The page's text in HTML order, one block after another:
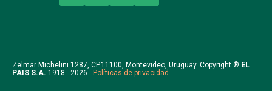
w
r
n
r
a
o
e
a
o
k
Zelmar Michelini 1287, CP.11100, Montevideo, Uruguay. Copyright ® EL
PAIS S.A. 1918 - 2026 - Políticas de privacidad